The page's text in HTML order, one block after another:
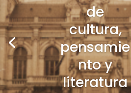
de
cultura,
pensamie
nto y
literatura